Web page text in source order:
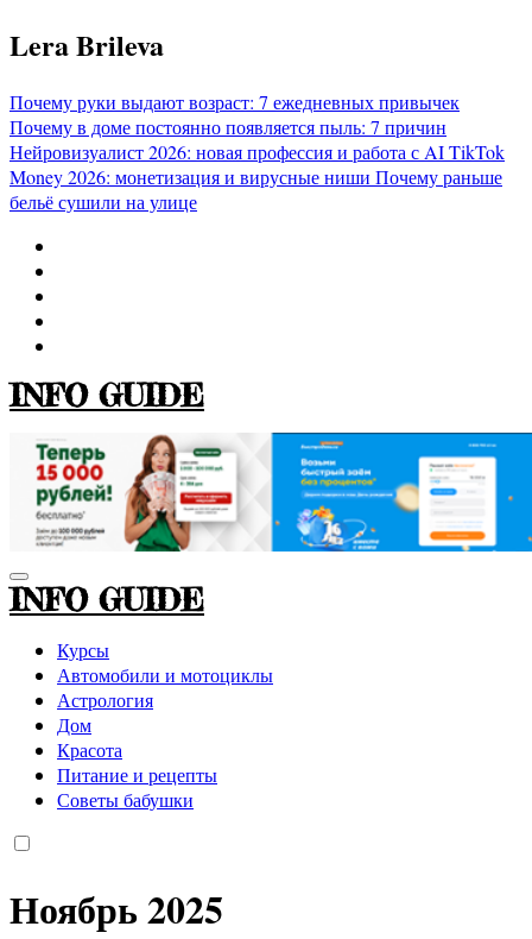
Перейти
к
Lera Brileva
Почему руки выдают возраст: 7 ежедневных привычек
Почему в доме постоянно появляется пыль: 7 причин
Нейровизуалист 2026: новая профессия и работа с AITikTok
Money 2026: монетизация и вирусные ниши Почему раньше
бельё сушили на улице
INFO GUIDE
INFO GUIDE
Курсы
Автомобили и мотоциклы
Астрология
Дом
Красота
Питание и рецепты
Советы бабушки
Ноябрь 2025